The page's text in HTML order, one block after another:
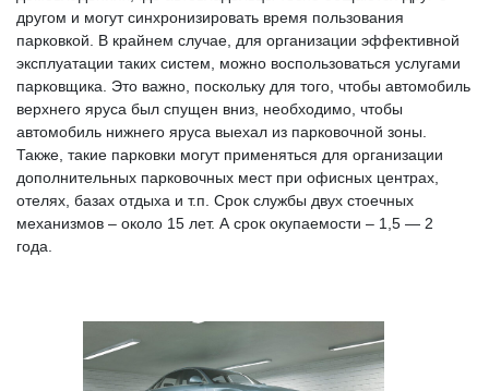
другом и могут синхронизировать время пользования
парковкой. В крайнем случае, для организации эффективной
эксплуатации таких систем, можно воспользоваться услугами
парковщика. Это важно, поскольку для того, чтобы автомобиль
верхнего яруса был спущен вниз, необходимо, чтобы
автомобиль нижнего яруса выехал из парковочной зоны.
Также, такие парковки могут применяться для организации
дополнительных парковочных мест при офисных центрах,
отелях, базах отдыха и т.п. Срок службы двух стоечных
механизмов – около 15 лет. А срок окупаемости – 1,5 — 2
года.